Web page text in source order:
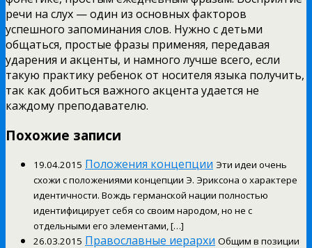
речи на слух — один из основных факторов
успешного запоминания слов. Нужно с детьми
общаться, простые фразы применяя, передавая
ударения и акценты, и намного лучше всего, если
такую практику ребенок от носителя языка получить,
так как добиться важного акцента удается не
каждому преподавателю.
Похожие записи
19.04.2015 Положения концепции Эти идеи очень
схожи с положениями концепции Э. Эриксона о характере
идентичности. Вождь германской нации полностью
идентифицирует себя со своим народом, но не с
отдельными его элементами, […]
26.03.2015 Православные иерархи Общим в позиции